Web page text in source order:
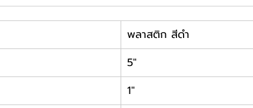
พลาสติก สีดำ
5"
1"